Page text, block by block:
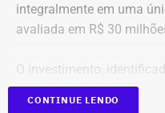
integralmente em uma
avaliada em R$ 30
O investimento,
representa cerca de
CONTINUE LENDO